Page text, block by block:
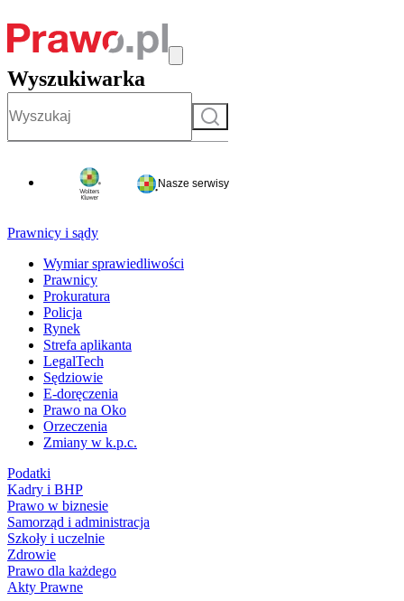
Wyszukiwarka
Szukaj
Nasze serwisy
Prawnicy i sądy
Wymiar sprawiedliwości
Prawnicy
Prokuratura
Policja
Rynek
Strefa aplikanta
LegalTech
Sędziowie
E-doręczenia
Prawo na Oko
Orzeczenia
Zmiany w k.p.c.
Podatki
Kadry i BHP
Prawo w biznesie
Samorząd i administracja
Szkoły i uczelnie
Zdrowie
Prawo dla każdego
Akty Prawne